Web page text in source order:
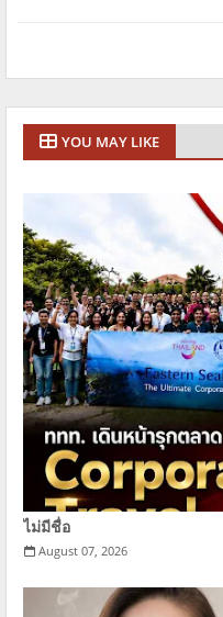
YOU MAY LIKE
ไม่มีชื่อ
August 07, 2026